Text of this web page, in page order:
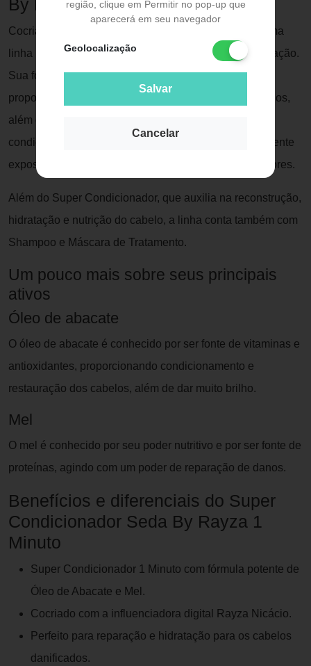
região, clique em Permitir no pop-up que
aparecerá em seu navegador
Geolocalização
Salvar
Cancelar
By Rayza 1 Minuto?
Cocriado com Rayza Nicácio, o Seda Pós Danos é uma
linha para cabelos danificados que precisam de reparação.
Sua fórmula combina Óleo de Abacate e Mel, que vão
proporcionar hidratação, nutrição e reconstrução dos fios,
além de deixá-los macios e brilhosos. É um super
condicionador ideal para cabelos que são frequentemente
expostos ao calor da chapinha, secadores e modeladores.
Além do Super Condicionador, que auxilia na reconstrução,
hidratação e nutrição do cabelo, a linha conta também com
Shampoo e Máscara de Tratamento.
Um pouco mais sobre seus principais
ativos
Óleo de abacate
O óleo de abacate é conhecido por ser fonte de vitaminas e
antioxidantes, proporcionando condicionamento e
restauração dos cabelos, além de dar muito brilho.
Mel
O mel é conhecido por seu poder nutritivo e por ser fonte de
proteínas, agindo com um poder de reparação de danos.
Benefícios e diferenciais do Super
Condicionador Seda By Rayza 1
Minuto
Super Condicionador 1 Minuto com fórmula potente de
Óleo de Abacate e Mel.
Cocriado com a influenciadora digital Rayza Nicácio.
Perfeito para reparação e hidratação para os cabelos
danificados.